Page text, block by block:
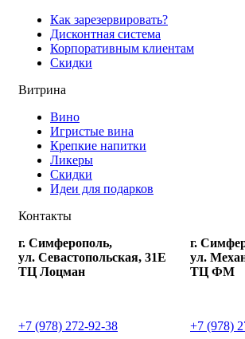
Как зарезервировать?
Дисконтная система
Корпоративным клиентам
Скидки
Витрина
Вино
Игристые вина
Крепкие напитки
Ликеры
Скидки
Идеи для подарков
Контакты
г. Симферополь,
ул. Севастопольская, 31Е
ТЦ Лоцман
+7 (978) 272-92-38
г.
ул.
ТЦ ФМ
+7 (978)